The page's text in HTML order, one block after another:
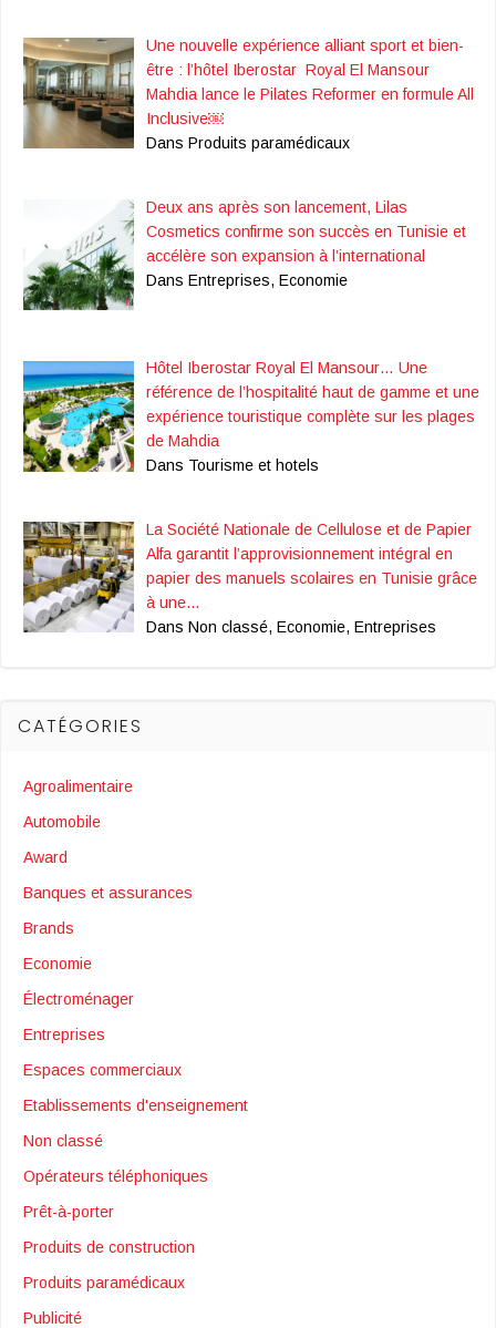
Une nouvelle expérience alliant sport et bien-
être : l’hôtel Iberostar Royal El Mansour
Mahdia lance le Pilates Reformer en formule All
Inclusive￼
Dans Produits paramédicaux
Deux ans après son lancement, Lilas
Cosmetics confirme son succès en Tunisie et
accélère son expansion à l’international
Dans Entreprises, Economie
Hôtel Iberostar Royal El Mansour… Une
référence de l’hospitalité haut de gamme et une
expérience touristique complète sur les plages
de Mahdia
Dans Tourisme et hotels
La Société Nationale de Cellulose et de Papier
Alfa garantit l’approvisionnement intégral en
papier des manuels scolaires en Tunisie grâce
à une…
Dans Non classé, Economie, Entreprises
CATÉGORIES
Agroalimentaire
Automobile
Award
Banques et assurances
Brands
Economie
Électroménager
Entreprises
Espaces commerciaux
Etablissements d'enseignement
Non classé
Opérateurs téléphoniques
Prêt-à-porter
Produits de construction
Produits paramédicaux
Publicité